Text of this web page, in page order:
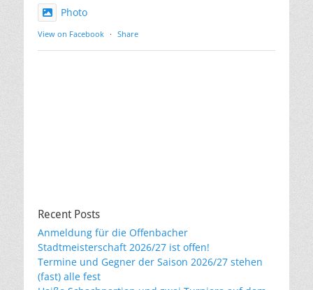
Photo
View on Facebook · Share
Recent Posts
Anmeldung für die Offenbacher
Stadtmeisterschaft 2026/27 ist offen!
Termine und Gegner der Saison 2026/27 stehen
(fast) alle fest